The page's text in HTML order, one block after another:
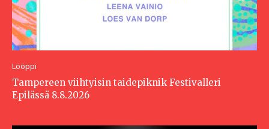
Lööppi
Tampereen viihtyisin taidepiknik Festivalleri
Epilässä 8.8.2026